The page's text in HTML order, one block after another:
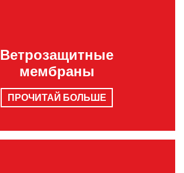
Ветрозащитные
мембраны
ПРОЧИТАЙ БОЛЬШЕ